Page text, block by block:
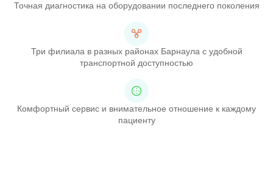
Точная диагностика на оборудовании последнего поколения
Три филиала в разных районах Барнаула с удобной
транспортной доступностью
Комфортный сервис и внимательное отношение к каждому
пациенту